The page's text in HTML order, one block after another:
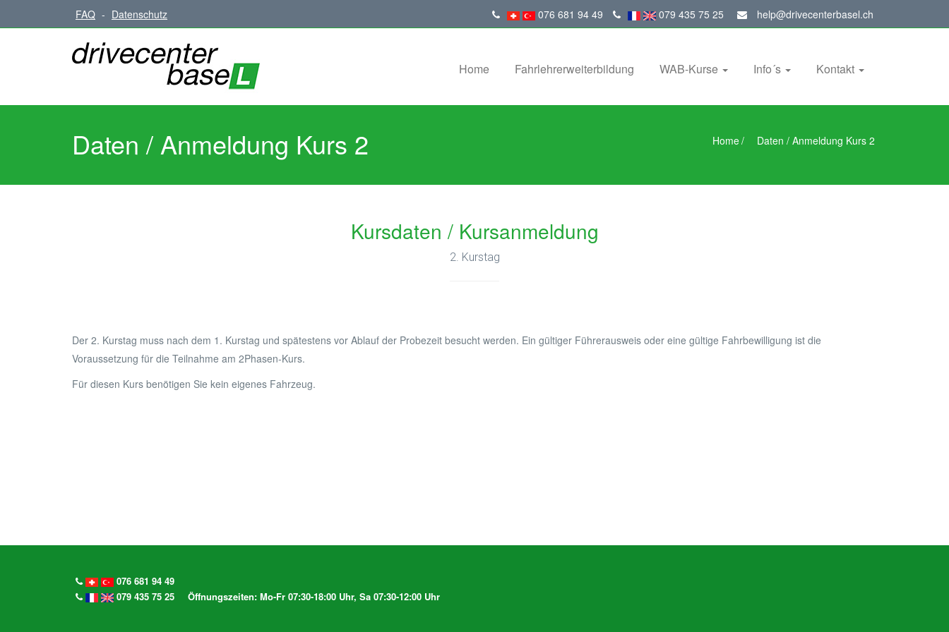
FAQ - Datenschutz 076 681 94 49 079 435 75 25 help@drivecenterbasel.ch
Home Fahrlehrerweiterbildung WAB-Kurse Info´s Kontakt
Daten / Anmeldung Kurs 2 Home/ Daten / Anmeldung Kurs 2
Kursdaten / Kursanmeldung
2. Kurstag
Der 2. Kurstag muss nach dem 1. Kurstag und spätestens vor Ablauf der Probezeit besucht werden. Ein gültiger Führerausweis oder eine gültige Fahrbewilligung ist die
Voraussetzung für die Teilnahme am 2Phasen-Kurs.
Für diesen Kurs benötigen Sie kein eigenes Fahrzeug.
076 681 94 49
079 435 75 25
Öffnungszeiten: Mo-Fr 07:30-18:00 Uhr, Sa 07:30-12:00 Uhr